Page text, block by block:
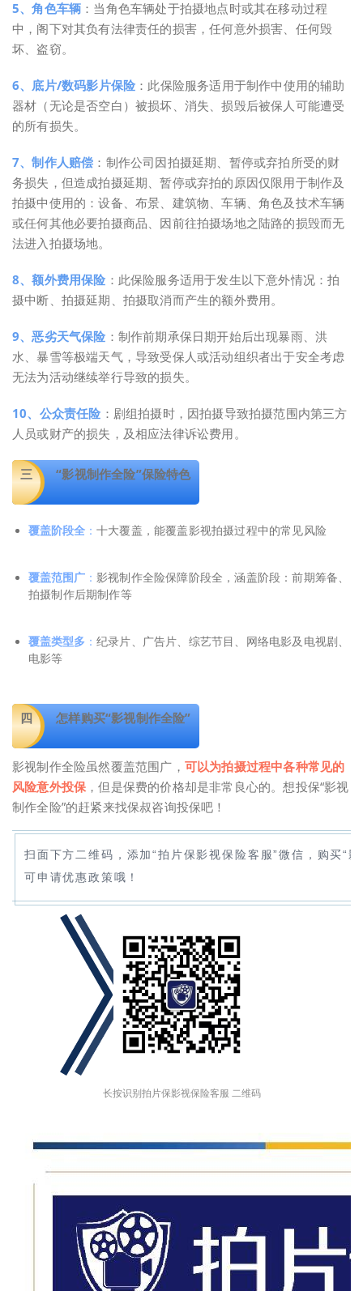
5、角色车辆 ：当角色车辆处于拍摄地点时或其在移动过程
中，阁下对其负有法律责任的损害，任何意外损害、任何毁
坏、盗窃。
6、底片/数码影片保险 ：此保险服务适用于制作中使用的辅助
器材（无论是否空白）被损坏、消失、损毁后被保人可能遭受
的所有损失。
7、制作人赔偿 ：制作公司因拍摄延期、暂停或弃拍所受的财
务损失，但造成拍摄延期、暂停或弃拍的原因仅限用于制作及
拍摄中使用的：设备、布景、建筑物、车辆、角色及技术车辆
或任何其他必要拍摄商品、因前往拍摄场地之陆路的损毁而无
法进入拍摄场地。
8、额外费用保险 ：此保险服务适用于发生以下意外情况：拍
摄中断、拍摄延期、拍摄取消而产生的额外费用。
9、恶劣天气保险 ：制作前期承保日期开始后出现暴雨、洪
水、暴雪等极端天气，导致受保人或活动组织者出于安全考虑
无法为活动继续举行导致的损失。
10、公众责任险 ：剧组拍摄时，因拍摄导致拍摄范围内第三方
人员或财产的损失，及相应法律诉讼费用。
三 “影视制作全险”保险特色
覆盖阶段全 ： 十大覆盖，能覆盖影视拍摄过程中的常见风险
覆盖范围广 ： 影视制作全险保障阶段全，涵盖阶段：前期筹备、
拍摄制作后期制作等
覆盖类型多 ： 纪录片、广告片、综艺节目、网络电影及电视剧、
电影等
四 怎样购买“影视制作全险”
影视制作全险虽然覆盖范围广， 可以为拍摄过程中各种常见的
风险意外投保 ，但是保费的价格却是非常良心的。想投保“影视
制作全险”的赶紧来找保叔咨询投保吧！
扫面下方二维码，添加“拍片保影视保险客服”微信，购买“
可申请优惠政策哦！
长按识别拍片保影视保险客服 二维码